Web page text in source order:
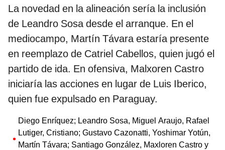
La novedad en la alineación sería la inclusión
de Leandro Sosa desde el arranque. En el
mediocampo, Martín Távara estaría presente
en reemplazo de Catriel Cabellos, quien jugó el
partido de ida. En ofensiva, Malxoren Castro
iniciaría las acciones en lugar de Luis Iberico,
quien fue expulsado en Paraguay.
Diego Enríquez; Leandro Sosa, Miguel Araujo, Rafael
Lutiger, Cristiano; Gustavo Cazonatti, Yoshimar Yotún,
Martín Távara; Santiago González, Maxloren Castro y